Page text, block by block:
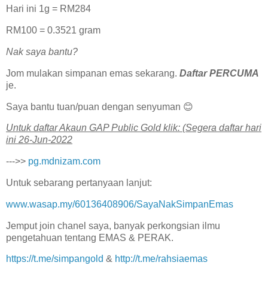
Hari ini 1g = RM284
RM100 = 0.3521 gram
Nak saya bantu?
Jom mulakan simpanan emas sekarang. Daftar PERCUMA
je.
Saya bantu tuan/puan dengan senyuman 😊
U͏n͏t͏u͏k͏ d͏a͏f͏t͏a͏r͏ A͏k͏a͏u͏n͏ G͏A͏P͏ P͏u͏b͏l͏i͏c͏ G͏o͏l͏d͏ k͏l͏i͏k͏: (Segera daftar hari
ini 26-Jun-2022
--->> pg.mdnizam.com
Untuk sebarang pertanyaan lanjut:
www.wasap.my/60136408906/SayaNakSimpanEmas
Jemput join chanel saya, banyak perkongsian ilmu
pengetahuan tentang EMAS & PERAK.
https://t.me/simpangold & http://t.me/rahsiaemas